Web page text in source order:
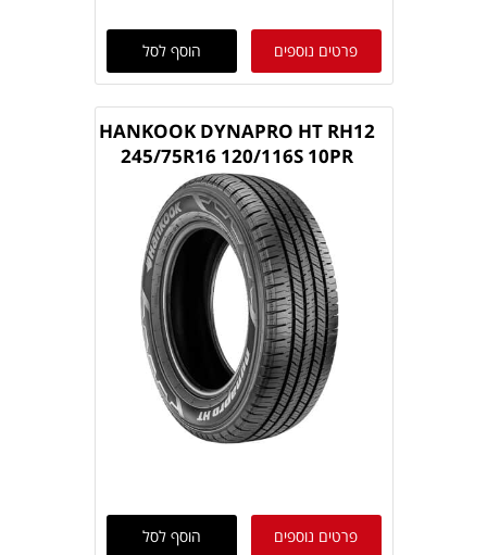
פרטים נוספים הוסף לסל
HANKOOK DYNAPRO HT RH12
245/75R16 120/116S 10PR
פרטים נוספים הוסף לסל